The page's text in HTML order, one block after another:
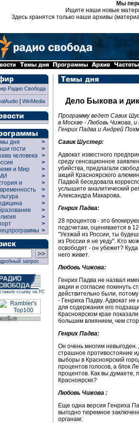
Мы
Ищите наши новые
Здесь хранятся только наши архивы
Радио Свобода
| WinMedia
дня
>
гости
>
человека >
>
и Мир
>
>
и
>
>
>
>
>
>
>
>
запрос
ссылку на РС
Дело Быкова и
Программу ведет Савик
в Москве - Любовь Чижова,
Генрих Падва и Андрей
Савик Шустер:
Адвокат известного
среду сенсационное
убийства, предлагали
акций Красноярского
Падвой беседовала
услышите аналитический
Александра Макарова.
Генрих Падва:
28 процентов - это
подсчетам, оценивается в
"Уезжай из России, ты
из России я не уеду". Кто
освободят - он убежит?
него живет.
Любовь Чижова:
Генрих Падва не назвал
акции и согласие покинуть
действительно были,
- Генриха Падву. Адвокат не
для содержания его
Красноярском крае
большим влиянием, чем
Генрих Падва:
Он очень многим невыгоден.
страшное противостояние
выборы в Красноярский
процентов голосов, а блок
процентов. Как вы думаете,
Красноярске?
Любовь Чижова :
Еще одна версия Генриха
выгодно тюремное
органам: